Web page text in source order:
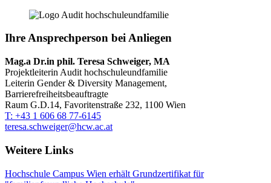
Ihre Ansprechperson bei Anliegen
Mag.a Dr.in phil. Teresa Schweiger, MA
Projektleiterin Audit hochschuleundfamilie
Leiterin Gender & Diversity Management,
Barrierefreiheitsbeauftragte
Raum G.D.14, Favoritenstraße 232, 1100 Wien
T: +43 1 606 68 77-6145
teresa.schweiger@hcw.ac.at
Weitere Links
Hochschule Campus Wien erhält Grundzertifikat für